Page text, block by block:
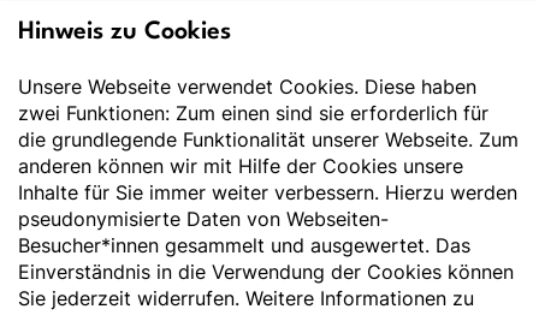
für Ernährung e.V.
Der Wissenschaft verpflichtet - Ihre Partnerin für
Essen und Trinken
Deutsche Gesellschaft für Ernährung e. V.
Godesberger Allee 136
53175 Bonn
Tel:+49 228 3776-600
Hinweis zu Cookies
Unsere Webseite verwendet Cookies. Diese haben
zwei Funktionen: Zum einen sind sie erforderlich für
die grundlegende Funktionalität unserer Webseite. Zum
anderen können wir mit Hilfe der Cookies unsere
Inhalte für Sie immer weiter verbessern. Hierzu werden
pseudonymisierte Daten von Webseiten-
Besucher*innen gesammelt und ausgewertet. Das
Einverständnis in die Verwendung der Cookies können
Sie jederzeit widerrufen. Weitere Informationen zu